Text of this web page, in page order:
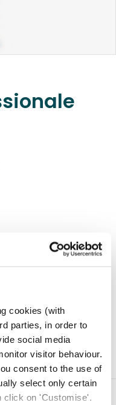
cookies (with
parties, in order to
social media
visitor behaviour.
consent to the use of
select only certain
click on 'Customise'.